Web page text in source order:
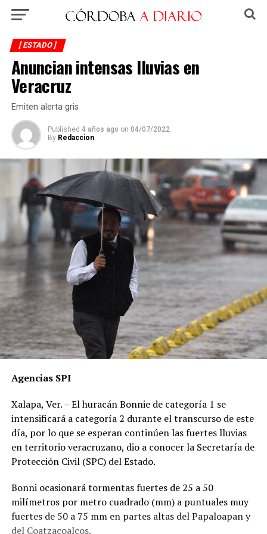
[ ESTADO ]
Anuncian intensas lluvias en
Veracruz
Emiten alerta gris
Published 4 años ago on 04/07/2022
By Redaccion
Agencias SPI
Xalapa, Ver. – El huracán Bonnie de categoría 1 se
intensificará a categoría 2 durante el transcurso de este
día, por lo que se esperan continúen las fuertes lluvias
en territorio veracruzano, dio a conocer la Secretaría de
Protección Civil (SPC) del Estado.
Bonni ocasionará tormentas fuertes de 25 a 50
milímetros por metro cuadrado (mm) a puntuales muy
fuertes de 50 a 75 mm en partes altas del Papaloapan y
del Coatzacoalcos.